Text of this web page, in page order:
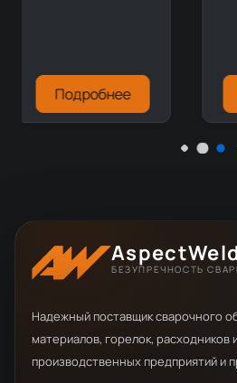
Подробнее
AspectWeld
БЕЗУПРЕЧНОСТЬ
Надежный поставщик сварочного
материалов, горелок, расходников
производственных предприятий и